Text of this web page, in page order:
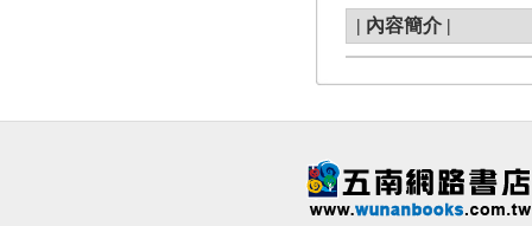
| 內容簡介 |